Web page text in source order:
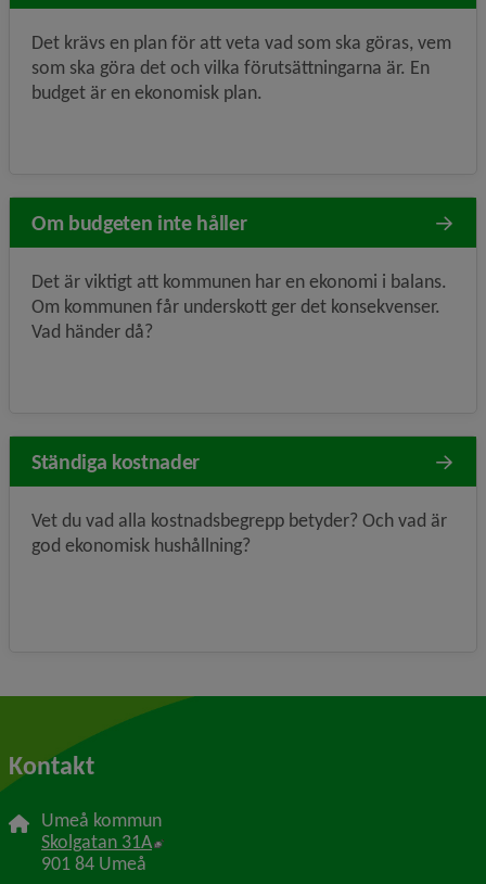
Det krävs en plan för att veta vad som ska göras, vem
som ska göra det och vilka förutsättningarna är. En
budget är en ekonomisk plan.
Om budgeten inte håller
Det är viktigt att kommunen har en ekonomi i balans.
Om kommunen får underskott ger det konsekvenser.
Vad händer då?
Ständiga kostnader
Vet du vad alla kostnadsbegrepp betyder? Och vad är
god ekonomisk hushållning?
Kontakt
Umeå kommun
Skolgatan 31A Länk till annan webbplats, öppnas i nytt
901 84 Umeå